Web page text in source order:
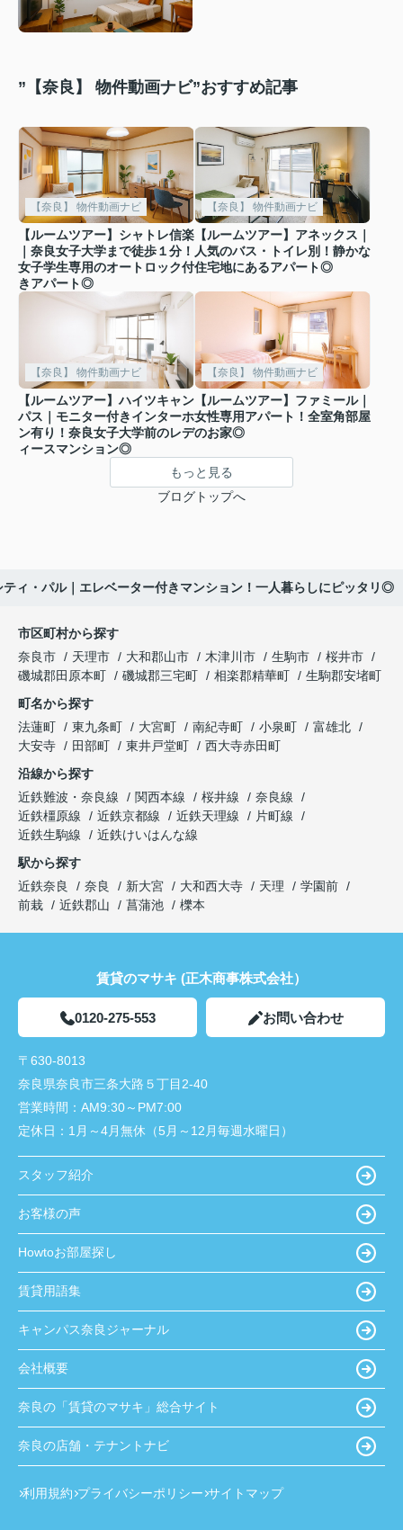
”【奈良】 物件動画ナビ”おすすめ記事
【奈良】 物件動画ナビ
【ルームツアー】シャトレ信楽
｜奈良女子大学まで徒歩１分！
女子学生専用のオートロック付
きアパート◎
【奈良】 物件動画ナビ
【ルームツアー】アネックス｜
人気のバス・トイレ別！静かな
住宅地にあるアパート◎
【奈良】 物件動画ナビ
【ルームツアー】ハイツキャン
パス｜モニター付きインターホ
ン有り！奈良女子大学前のレデ
ィースマンション◎
【奈良】 物件動画ナビ
【ルームツアー】ファミール｜
女性専用アパート！全室角部屋
のお家◎
もっと見る
ブログトップへ
ィ・パル｜エレベーター付きマンション！一人暮らしにピッタリ◎
市区町村から探す
奈良市
天理市 大和郡山市 木津川市 生駒市
桜井市
磯城郡田原本町
磯城郡三宅町 相楽郡精華町
生駒郡安堵町
町名から探す
法蓮町
東九条町 大宮町 南紀寺町 小泉町
富雄北
大安寺
田部町 東井戸堂町
西大寺赤田町
沿線から探す
近鉄難波・奈良線
関西本線 桜井線
奈良線
近鉄橿原線
近鉄京都線 近鉄天理線
片町線
近鉄生駒線
近鉄けいはんな線
駅から探す
近鉄奈良
奈良 新大宮 大和西大寺 天理
学園前
前栽
近鉄郡山 菖蒲池 櫟本
賃貸のマサキ (正木商事株式会社）
0120-275-553 お問い合わせ
〒630-8013
奈良県奈良市三条大路５丁目2-40
営業時間： AM9:30～PM7:00
定休日： 1月～4月無休（5月～12月毎週水曜日）
スタッフ紹介
お客様の声
Howtoお部屋探し
賃貸用語集
キャンパス奈良ジャーナル
会社概要
奈良の「賃貸のマサキ」総合サイト
奈良の店舗・テナントナビ
利用規約 プライバシーポリシー サイトマップ